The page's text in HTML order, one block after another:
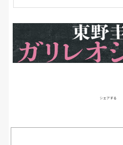
シェアする